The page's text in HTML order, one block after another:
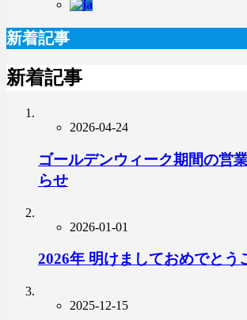
新着記事
新着記事
2026-04-24
ゴールデンウィーク期間の営
らせ
2026-01-01
2026年 明けましておめでとう
2025-12-15